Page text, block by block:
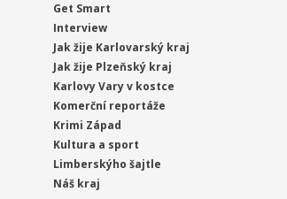
Get Smart
Interview
Jak žije Karlovarský kraj
Jak žije Plzeňský kraj
Karlovy Vary v kostce
Komerční reportáže
Krimi Západ
Kultura a sport
Limberskýho šajtle
Náš kraj